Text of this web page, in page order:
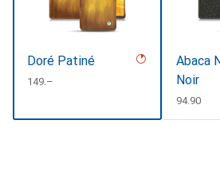
Doré Patiné
CHF
149.–
Abaca
Noir
CHF
94.90